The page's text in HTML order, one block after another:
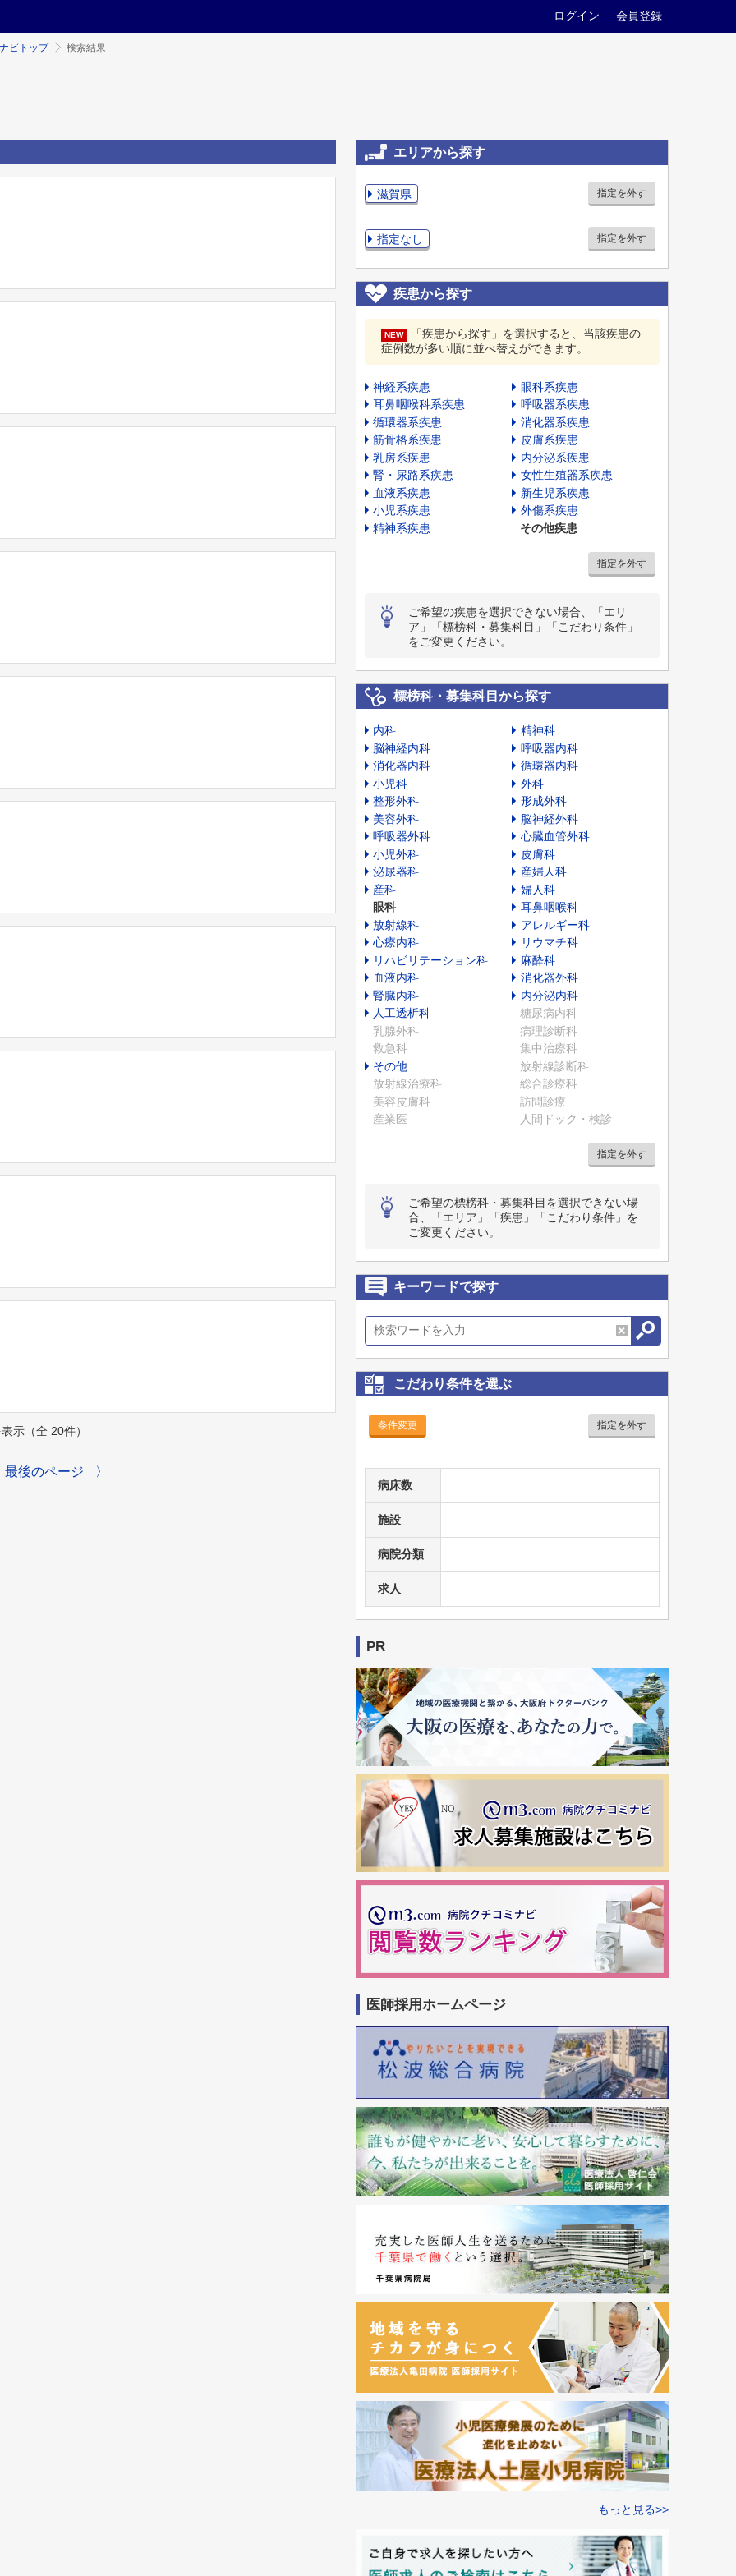
ログイン 会員登録
ビトップ 検索結果
示（全 20件）
最後のページ 〉
エリアから探す
滋賀県 指定を外す
指定なし 指定を外す
疾患から探す
NEW
「疾患から探す」を選択すると、当該疾患の
症例数が多い順に並べ替えができます。
神経系疾患
眼科系疾患
耳鼻咽喉科系疾患
呼吸器系疾患
循環器系疾患
消化器系疾患
筋骨格系疾患
皮膚系疾患
乳房系疾患
内分泌系疾患
腎・尿路系疾患
女性生殖器系疾患
血液系疾患
新生児系疾患
小児系疾患
外傷系疾患
精神系疾患
その他疾患
指定を外す
ご希望の疾患を選択できない場合、「エリ
ア」「標榜科・募集科目」「こだわり条件」
をご変更ください。
標榜科・募集科目から探す
内科
精神科
脳神経内科
呼吸器内科
消化器内科
循環器内科
小児科
外科
整形外科
形成外科
美容外科
脳神経外科
呼吸器外科
心臓血管外科
小児外科
皮膚科
泌尿器科
産婦人科
産科
婦人科
眼科
耳鼻咽喉科
放射線科
アレルギー科
心療内科
リウマチ科
リハビリテーション科
麻酔科
血液内科
消化器外科
腎臓内科
内分泌内科
人工透析科
糖尿病内科
乳腺外科
病理診断科
救急科
集中治療科
その他
放射線診断科
放射線治療科
総合診療科
美容皮膚科
訪問診療
産業医
人間ドック・検診
指定を外す
ご希望の標榜科・募集科目を選択できない場
合、「エリア」「疾患」「こだわり条件」を
ご変更ください。
キーワードで探す
こだわり条件を選ぶ
条件変更 指定を外す
病床数
施設
病院分類
求人
PR
医師採用ホームページ
もっと見る>>